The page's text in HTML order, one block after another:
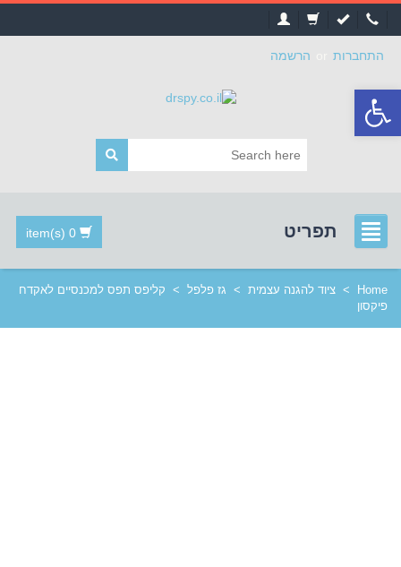
סרגל
נגישות
התחברות הרשמה
תפריט 0 item(s)
Home
> ציוד להגנה עצמית > גז פלפל > קליפס תפס למכנסיים לאקדח
פיקסון